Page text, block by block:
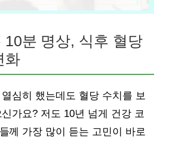
10분 명상, 식후 혈당
화
심히 했는데도 혈당 수치를 보
가요? 저도 10년 넘게 건강 코
께 가장 많이 듣는 고민이 바로